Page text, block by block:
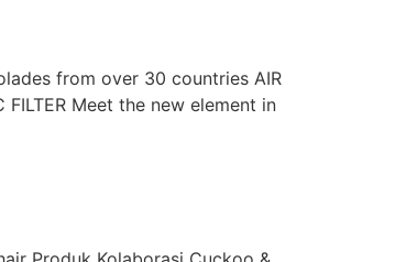
from over 30 countries AIR
Meet the new element in